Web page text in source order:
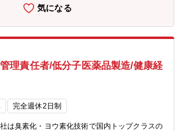
システム、クラウドサービスの運用管理 ・障害
す 社員：50代4人、30代2人
気になる
管理責任者/低分子医薬品製造/健康経
完全週休2日制
社は臭素化・ヨウ素化技術で国内トップクラスの